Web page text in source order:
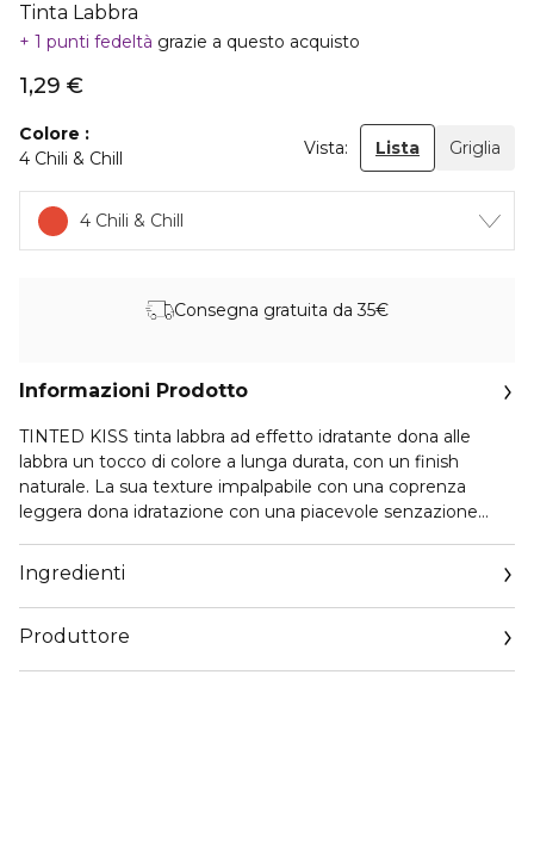
Tinta Labbra
1 punti fedeltà grazie a questo acquisto
1,29 €
Colore
4 Chili & Chill
Vista: Lista Griglia
4 Chili & Chill
Consegna gratuita da 35€
Informazioni Prodotto
TINTED KISS tinta labbra ad effetto idratante dona alle
labbra un tocco di colore a lunga durata, con un finish
naturale. La sua texture impalpabile con una coprenza
leggera dona idratazione con una piacevole senzazione
Ingredienti
Produttore